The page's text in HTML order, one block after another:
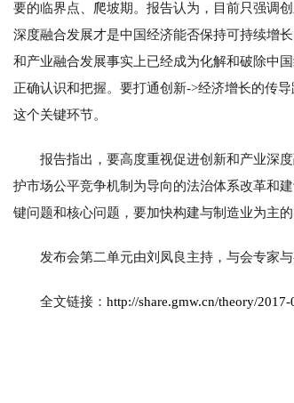
要的临界点、爬坡期。报告认为，目前只强调
深度融合发展才是中国经济能否保持可持续增
和产业融合发展事实上已经成为化解和破除中
正确认识和把握。要打通创新->经济增长的传
这个关键环节。
报告指出，要高度重视促进创新和产业深
护市场公平竞争机制为导向的法治体系改革和
键问题和核心问题，要加快构建与制造业为主
发布会第二单元由刘凤良主持，与会专家
全文链接： http://share.gmw.cn/theory/